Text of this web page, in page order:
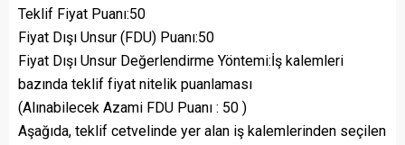
Teklif Fiyat Puanı:50
Fiyat Dışı Unsur (FDU) Puanı:50
Fiyat Dışı Unsur Değerlendirme Yöntemi:İş kalemleri
bazında teklif fiyat nitelik puanlaması
(Alınabilecek Azami FDU Puanı : 50 )
Aşağıda, teklif cetvelinde yer alan iş kalemlerinden seçilen